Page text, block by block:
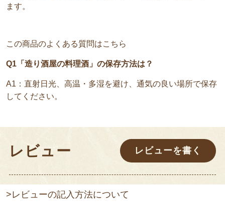
ます。
この商品のよくある質問はこちら
Q1「造り酒屋の料理酒」の保存方法は？
A1：直射日光、高温・多湿を避け、通気の良い場所で保存
してください。
レビュー レビューを書く
>レビューの記入方法について